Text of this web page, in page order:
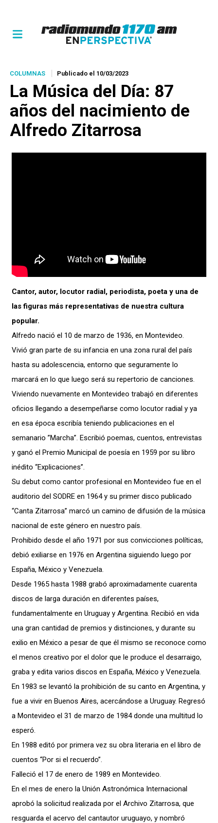
COLUMNAS Publicado el 10/03/2023
La Música del Día: 87
años del nacimiento de
Alfredo Zitarrosa
Cantor, autor, locutor radial, periodista, poeta y una de
las figuras más representativas de nuestra cultura
popular.
Alfredo nació el 10 de marzo de 1936, en Montevideo.
Vivió gran parte de su infancia en una zona rural del país
hasta su adolescencia, entorno que seguramente lo
marcará en lo que luego será su repertorio de canciones.
Viviendo nuevamente en Montevideo trabajó en diferentes
oficios llegando a desempeñarse como locutor radial y ya
en esa época escribía teniendo publicaciones en el
semanario ”Marcha”. Escribió poemas, cuentos, entrevistas
y ganó el Premio Municipal de poesía en 1959 por su libro
inédito “Explicaciones”.
Su debut como cantor profesional en Montevideo fue en el
auditorio del SODRE en 1964 y su primer disco publicado
“Canta Zitarrosa” marcó un camino de difusión de la música
nacional de este género en nuestro país.
Prohibido desde el año 1971 por sus convicciones políticas,
debió exiliarse en 1976 en Argentina siguiendo luego por
España, México y Venezuela.
Desde 1965 hasta 1988 grabó aproximadamente cuarenta
discos de larga duración en diferentes países,
fundamentalmente en Uruguay y Argentina. Recibió en vida
una gran cantidad de premios y distinciones, y durante su
exilio en México a pesar de que él mismo se reconoce como
el menos creativo por el dolor que le produce el desarraigo,
graba y edita varios discos en España, México y Venezuela.
En 1983 se levantó la prohibición de su canto en Argentina, y
fue a vivir en Buenos Aires, acercándose a Uruguay. Regresó
a Montevideo el 31 de marzo de 1984 donde una multitud lo
esperó.
En 1988 editó por primera vez su obra literaria en el libro de
cuentos “Por si el recuerdo”.
Falleció el 17 de enero de 1989 en Montevideo.
En el mes de enero la Unión Astronómica Internacional
aprobó la solicitud realizada por el Archivo Zitarrosa, que
resguarda el acervo del cantautor uruguayo, y nombró